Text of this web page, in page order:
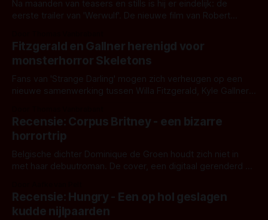
Na maanden van teasers en stills is hij er eindelijk: de
eerste trailer van 'Werwulf'. De nieuwe film van Robert
kille stijl vol folklore en mythe. Het topic deze keer is (kon
het het al raden?)... de weerwolf. Kijk je mee?
Fitzgerald en Gallner herenigd voor
monsterhorror Skeletons
Fans van 'Strange Darling' mogen zich verheugen op een
nieuwe samenwerking tussen Willa Fitzgerald, Kyle Gallner
'Skeletons', een nieuwe creature feature waarvoor de
opnames zijn gestart in Australië.
Recensie: Corpus Britney - een bizarre
horrortrip
Belgische dichter Dominique de Groen houdt zich niet in
met haar debuutroman. De cover, een digitaal gerenderd en
achtergrond, belooft iets kleurrijks maar onheilspellends,
iets ongrijpbaars. En dat maakt De Groen met ieder woord
waar.
Recensie: Hungry - Een op hol geslagen
kudde nijlpaarden